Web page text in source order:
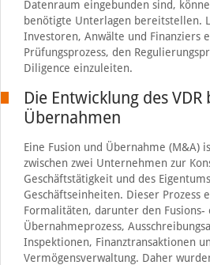
Datenraum eingebunden sind,
benötigte Unterlagen bereitstellen.
Investoren, Anwälte und Finanziers
Prüfungsprozess, den
Diligence einzuleiten.
Die Entwicklung des
Übernahmen
Eine Fusion und Übernahme (M&A)
zwischen zwei Unternehmen zur
Geschäftstätigkeit und des
Geschäftseinheiten. Dieser Prozess
Formalitäten, darunter den Fusions-
Übernahmeprozess,
Inspektionen, Finanztransaktionen
Vermögensverwaltung. Daher